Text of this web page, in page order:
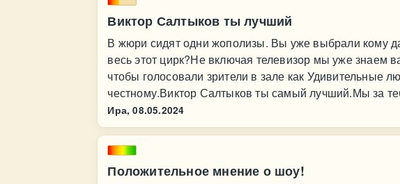
Виктор Салтыков ты лучший
В жюри сидят одни жополизы. Вы уже выбрали кому
весь этот цирк?Не включая телевизор мы уже знаем
чтобы голосовали зрители в зале как Удивительные
честному.Виктор Салтыков ты самый лучший.Мы за
Ира, 08.05.2024
Положительное мнение о шоу!